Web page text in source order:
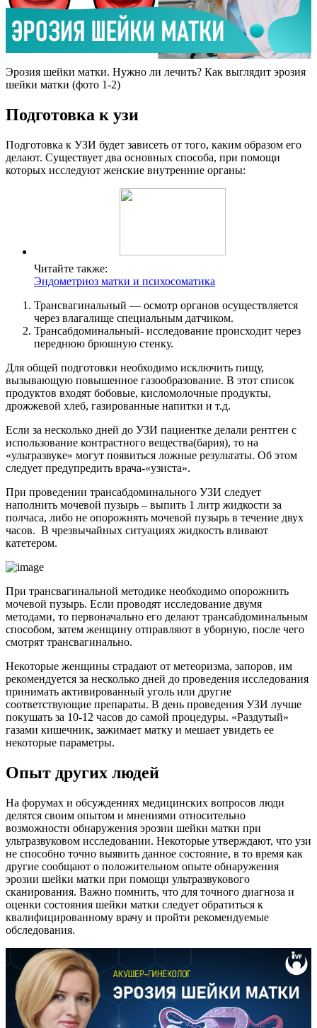
Эрозия шейки матки. Нужно ли лечить? Как выглядит эрозия
шейки матки (фото 1-2)
Подготовка к узи
Подготовка к УЗИ будет зависеть от того, каким образом его
делают. Существует два основных способа, при помощи
которых исследуют женские внутренние органы:
Читайте также:
Эндометриоз матки и психосоматика
Трансвагинальный — осмотр органов осуществляется
через влагалище специальным датчиком.
Трансабдоминальный- исследование происходит через
переднюю брюшную стенку.
Для общей подготовки необходимо исключить пищу,
вызывающую повышенное газообразование. В этот список
продуктов входят бобовые, кисломолочные продукты,
дрожжевой хлеб, газированные напитки и т.д.
Если за несколько дней до УЗИ пациентке делали рентген с
использование контрастного вещества(бария), то на
«ультразвуке» могут появиться ложные результаты. Об этом
следует предупредить врача-«узиста».
При проведении трансабдоминального УЗИ следует
наполнить мочевой пузырь – выпить 1 литр жидкости за
полчаса, либо не опорожнять мочевой пузырь в течение двух
часов. В чрезвычайных ситуациях жидкость вливают
катетером.
При трансвагинальной методике необходимо опорожнить
мочевой пузырь. Если проводят исследование двумя
методами, то первоначально его делают трансабдоминальным
способом, затем женщину отправляют в уборную, после чего
смотрят трансвагинально.
Некоторые женщины страдают от метеоризма, запоров, им
рекомендуется за несколько дней до проведения исследования
принимать активированный уголь или другие
соответствующие препараты. В день проведения УЗИ лучше
покушать за 10-12 часов до самой процедуры. «Раздутый»
газами кишечник, зажимает матку и мешает увидеть ее
некоторые параметры.
Опыт других людей
На форумах и обсуждениях медицинских вопросов люди
делятся своим опытом и мнениями относительно
возможности обнаружения эрозии шейки матки при
ультразвуковом исследовании. Некоторые утверждают, что узи
не способно точно выявить данное состояние, в то время как
другие сообщают о положительном опыте обнаружения
эрозии шейки матки при помощи ультразвукового
сканирования. Важно помнить, что для точного диагноза и
оценки состояния шейки матки следует обратиться к
квалифицированному врачу и пройти рекомендуемые
обследования.